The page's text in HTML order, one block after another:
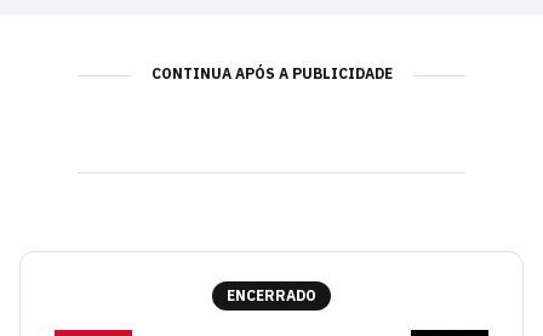
CONTINUA APÓS A PUBLICIDADE
ENCERRADO